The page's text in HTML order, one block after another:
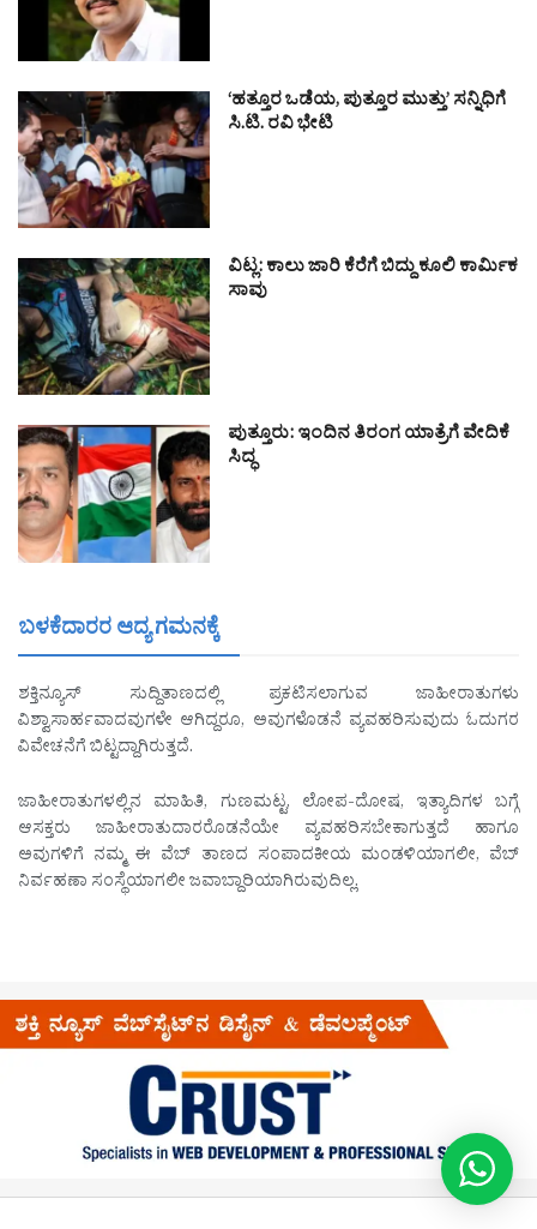
‘ಹತ್ತೂರ ಒಡೆಯ, ಪುತ್ತೂರ ಮುತ್ತು’ ಸನ್ನಿಧಿಗೆ
ಸಿ.ಟಿ. ರವಿ ಭೇಟಿ
ವಿಟ್ಲ: ಕಾಲು ಜಾರಿ ಕೆರೆಗೆ ಬಿದ್ದು ಕೂಲಿ ಕಾರ್ಮಿಕ
ಸಾವು
ಪುತ್ತೂರು: ಇಂದಿನ ತಿರಂಗ ಯಾತ್ರೆಗೆ ವೇದಿಕೆ
ಸಿದ್ಧ
ಬಳಕೆದಾರರ ಆದ್ಯ ಗಮನಕ್ಕೆ
ಶಕ್ತಿನ್ಯೂಸ್ ಸುದ್ದಿತಾಣದಲ್ಲಿ ಪ್ರಕಟಿಸಲಾಗುವ ಜಾಹೀರಾತುಗಳು
ವಿಶ್ವಾಸಾರ್ಹವಾದವುಗಳೇ ಆಗಿದ್ದರೂ, ಅವುಗಳೊಡನೆ ವ್ಯವಹರಿಸುವುದು ಓದುಗರ
ವಿವೇಚನೆಗೆ ಬಿಟ್ಟದ್ದಾಗಿರುತ್ತದೆ.
ಜಾಹೀರಾತುಗಳಲ್ಲಿನ ಮಾಹಿತಿ, ಗುಣಮಟ್ಟ, ಲೋಪ-ದೋಷ, ಇತ್ಯಾದಿಗಳ ಬಗ್ಗೆ
ಆಸಕ್ತರು ಜಾಹೀರಾತುದಾರರೊಡನೆಯೇ ವ್ಯವಹರಿಸಬೇಕಾಗುತ್ತದೆ ಹಾಗೂ
ಅವುಗಳಿಗೆ ನಮ್ಮ ಈ ವೆಬ್ ತಾಣದ ಸಂಪಾದಕೀಯ ಮಂಡಳಿಯಾಗಲೀ, ವೆಬ್
ನಿರ್ವಹಣಾ ಸಂಸ್ಥೆಯಾಗಲೀ ಜವಾಬ್ದಾರಿಯಾಗಿರುವುದಿಲ್ಲ.